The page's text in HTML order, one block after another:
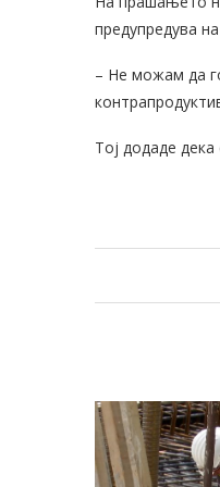
предупредува
– Не можам да
Тој додаде